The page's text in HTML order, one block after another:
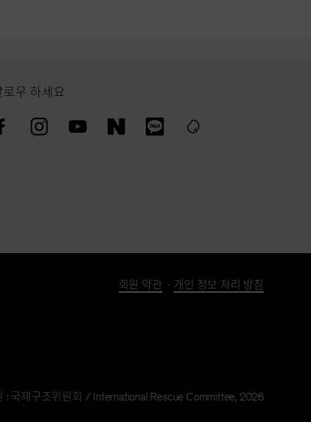
로우 하세요
회원 약관 개인 정보 처리 방침
: 국제구조위원회 / International Rescue Committee, 2026